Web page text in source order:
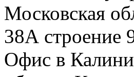
Московская
38А строение
Офис в